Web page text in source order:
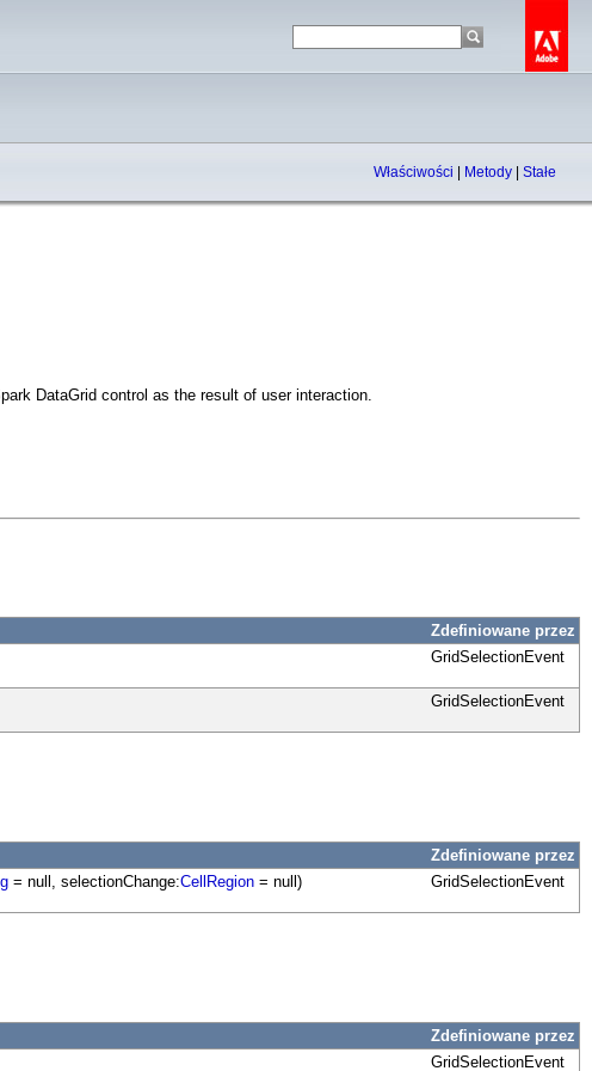
Właściwości Metody Stałe
DataGrid control as the result of user interaction.
Zdefiniowane przez
GridSelectionEvent
GridSelectionEvent
Zdefiniowane przez
= null, selectionChange:CellRegion = null)
GridSelectionEvent
Zdefiniowane przez
GridSelectionEvent